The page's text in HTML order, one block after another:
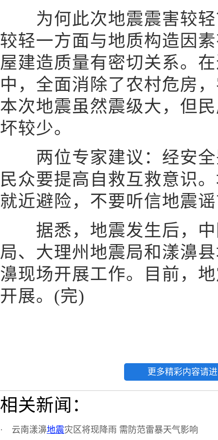
为何此次地震震害较轻
较轻一方面与地质构造因
屋建造质量有密切关系。
中，全面消除了农村危房
本次地震虽然震级大，但
坏较少。
两位专家建议：经安全
民众要提高自救互救意识
就近避险，不要听信地震
据悉，地震发生后，中
局、大理州地震局和漾濞
濞现场开展工作。目前，
开展。(完)
更多精彩内容请
相关新闻：
· 云南漾濞地震灾区将现降雨 需防范雷暴天气影响